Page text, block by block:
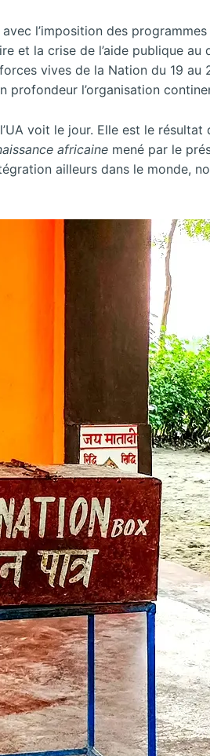
l’imposition des
et la crise de l’aide publique
vives de la Nation du 19
l’organisation
voit le jour. Elle est le
africaine mené par le
ailleurs dans le monde,